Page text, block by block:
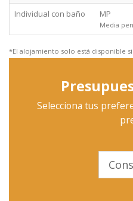
Individual con baño MP
Media
*El alojamiento solo está disponible
Selecciona tus